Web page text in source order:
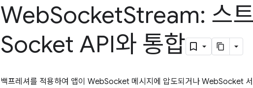
WebSocketStream: 스
Socket API와 통합
백프레셔를 적용하여 앱이 WebSocket 메시지에 압도되거나 WebSocket